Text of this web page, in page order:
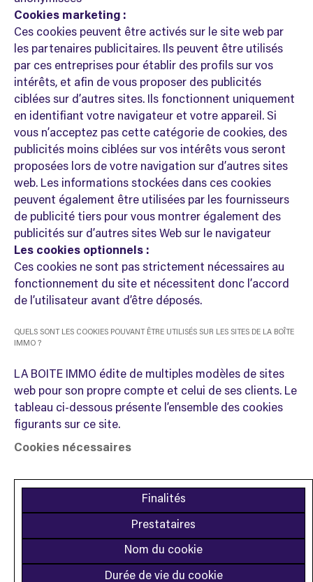
Cookies marketing :
Ces cookies peuvent être activés sur le site web par
les partenaires publicitaires. Ils peuvent être utilisés
par ces entreprises pour établir des profils sur vos
intérêts, et afin de vous proposer des publicités
ciblées sur d’autres sites. Ils fonctionnent uniquement
en identifiant votre navigateur et votre appareil. Si
vous n’acceptez pas cette catégorie de cookies, des
publicités moins ciblées sur vos intérêts vous seront
proposées lors de votre navigation sur d’autres sites
web. Les informations stockées dans ces cookies
peuvent également être utilisées par les fournisseurs
de publicité tiers pour vous montrer également des
publicités sur d’autres sites Web sur le navigateur
Les cookies optionnels :
Ces cookies ne sont pas strictement nécessaires au
fonctionnement du site et nécessitent donc l’accord
de l’utilisateur avant d’être déposés.
QUELS SONT LES COOKIES POUVANT ÊTRE UTILISÉS SUR LES SITES DE LA BOÎTE
IMMO ?
LA BOITE IMMO édite de multiples modèles de sites
web pour son propre compte et celui de ses clients. Le
tableau ci-dessous présente l’ensemble des cookies
figurants sur ce site.
Cookies nécessaires
Finalités
Prestataires
Nom du cookie
Durée de vie du cookie